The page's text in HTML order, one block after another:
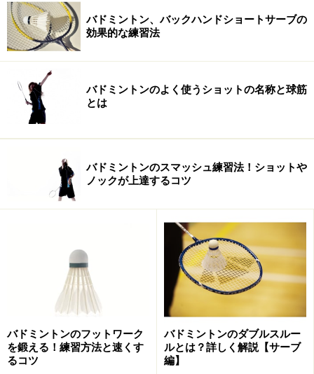
と水鳥製のものがあります。主流は水鳥製のもの。
運動着についてはなんでも構いません。今なら通気性な
どの機能も優れたオシャレなものも多く販売されていま
すし、学生時代のジャージでもなんにも問題ありませ
ん。
バドミントン、バックハンドショートサーブの
効果的な練習法
バドミントンのよく使うショットの名称と球筋
とは
バドミントンのスマッシュ練習法！ショットや
ノックが上達するコツ
バドミントンのフットワーク
を鍛える！練習方法と速くす
るコツ
バドミントンのダブルスルー
ルとは？詳しく解説【サーブ
編】